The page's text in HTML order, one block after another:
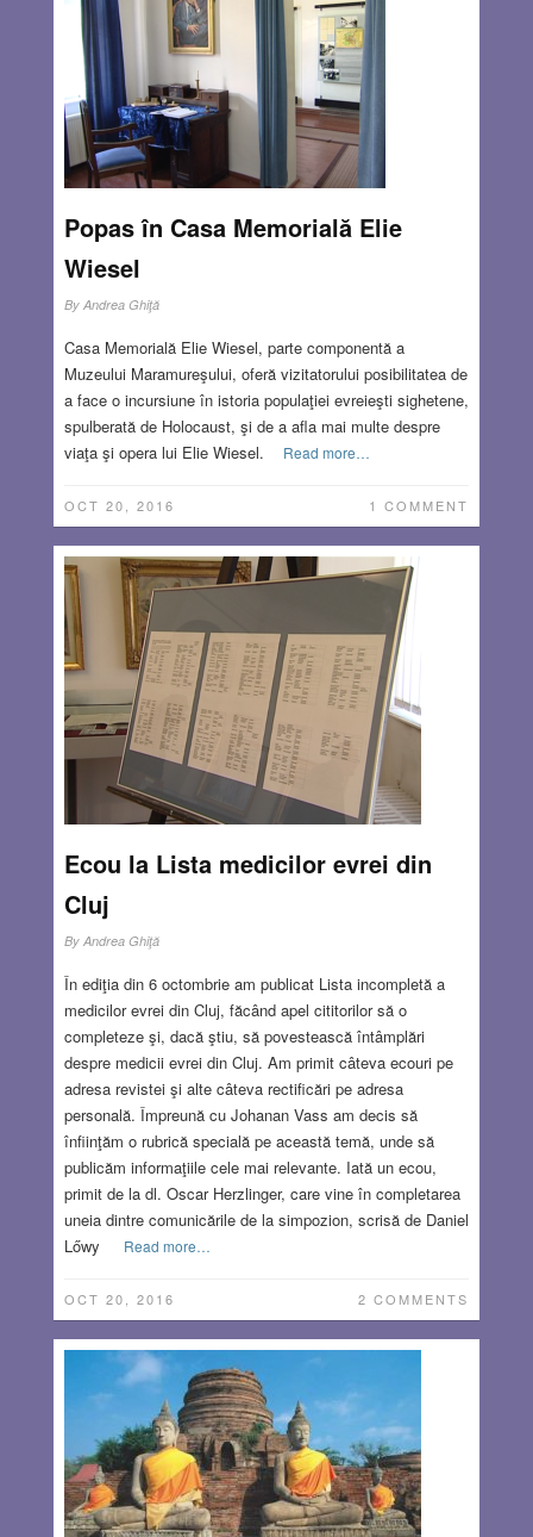
Popas în Casa Memorială Elie
Wiesel
By Andrea Ghiţă
Casa Memorială Elie Wiesel, parte componentă a
Muzeului Maramureşului, oferă vizitatorului posibilitatea de
a face o incursiune în istoria populaţiei evreieşti sighetene,
spulberată de Holocaust, şi de a afla mai multe despre
viaţa şi opera lui Elie Wiesel.
Read more…
OCT 20, 2016 1 COMMENT
Ecou la Lista medicilor evrei din
Cluj
By Andrea Ghiţă
În ediţia din 6 octombrie am publicat Lista incompletă a
medicilor evrei din Cluj, făcând apel cititorilor să o
completeze şi, dacă ştiu, să povestească întâmplări
despre medicii evrei din Cluj. Am primit câteva ecouri pe
adresa revistei şi alte câteva rectificări pe adresa
personală. Împreună cu Johanan Vass am decis să
înfiinţăm o rubrică specială pe această temă, unde să
publicăm informaţiile cele mai relevante. Iată un ecou,
primit de la dl. Oscar Herzlinger, care vine în completarea
uneia dintre comunicările de la simpozion, scrisă de Daniel
Lőwy
Read more…
OCT 20, 2016 2 COMMENTS